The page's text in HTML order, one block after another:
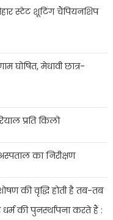
स्टेट शूटिंग चैंपियनशिप
घोषित, मेधावी छात्र-
प्रति किलो
का निरीक्षण
की वृद्धि होती है तब-तब
की पुनर्स्थापना करते हैं :